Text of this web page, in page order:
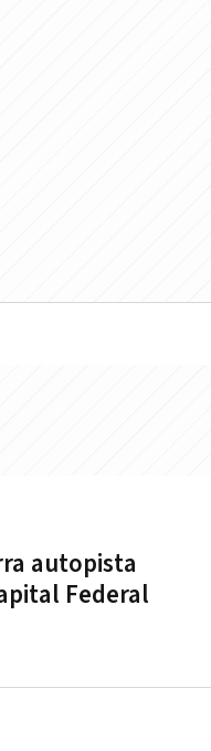
autopista
Federal